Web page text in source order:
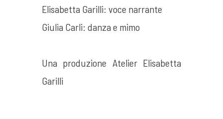
Elisabetta Garilli: voce narrante
Giulia Carli: danza e mimo
Una produzione Atelier Elisabetta
Garilli